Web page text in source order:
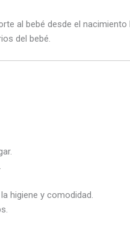
al bebé desde el
del bebé.
higiene y comodidad.